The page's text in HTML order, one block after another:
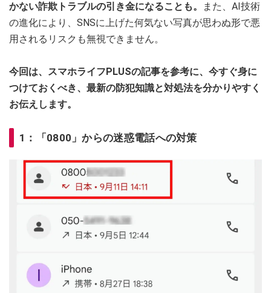
かない詐欺トラブルの引き金になることも。
また、AI技術
の進化により、SNSに上げた何気ない写真が思わぬ形で悪
用されるリスクも無視できません。
今回は、スマホライフPLUSの記事を参考に、今すぐ身に
つけておくべき、最新の防犯知識と対処法を分かりやすく
お伝えします。
1：「0800」からの迷惑電話への対策